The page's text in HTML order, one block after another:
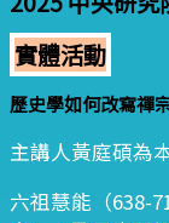
實體活動
歷史學如何改寫禪
主講人黃庭碩為
六祖慧能（638-